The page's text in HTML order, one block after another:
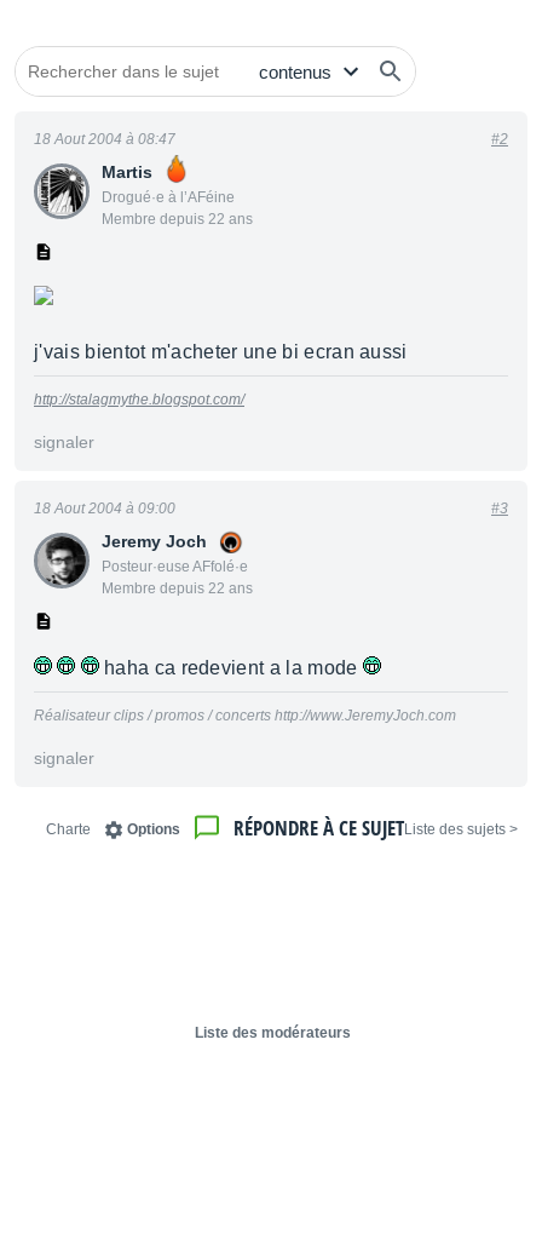
Martis
Drogué·e à l’AFéine
Membre depuis 22 ans
18 Aout 2004 à 08:47 #2
j'vais bientot m'acheter une bi ecran aussi
http://stalagmythe.blogspot.com/
signaler
Jeremy Joch
Posteur·euse AFfolé·e
Membre depuis 22 ans
18 Aout 2004 à 09:00 #3
haha ca redevient a la mode
Réalisateur clips / promos / concerts http://www.JeremyJoch.com
signaler
< Liste des sujets
RÉPONDRE À CE SUJET
Options
Charte
Liste des modérateurs